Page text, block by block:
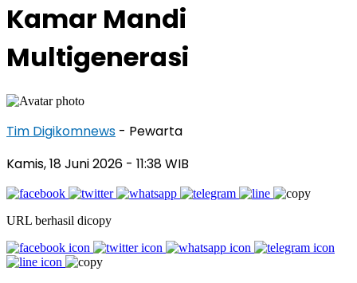
Kamar Mandi
Multigenerasi
Tim Digikomnews - Pewarta
Kamis, 18 Juni 2026 - 11:38 WIB
URL berhasil dicopy